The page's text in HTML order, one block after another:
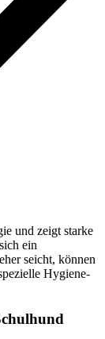
und zeigt starke
ein
seicht, können
Hygiene-